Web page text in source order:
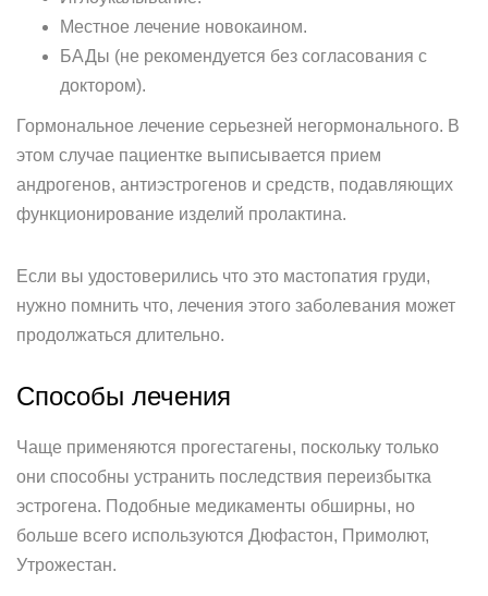
Местное лечение новокаином.
БАДы (не рекомендуется без согласования с
доктором).
Гормональное лечение серьезней негормонального. В
этом случае пациентке выписывается прием
андрогенов, антиэстрогенов и средств, подавляющих
функционирование изделий пролактина.
Если вы удостоверились что это мастопатия груди,
нужно помнить что, лечения этого заболевания может
продолжаться длительно.
Способы лечения
Чаще применяются прогестагены, поскольку только
они способны устранить последствия переизбытка
эстрогена. Подобные медикаменты обширны, но
больше всего используются Дюфастон, Примолют,
Утрожестан.